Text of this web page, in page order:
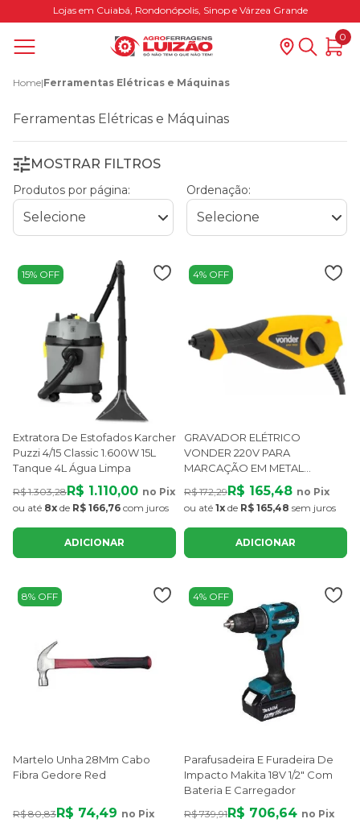
Lojas em Cuiabá, Rondonópolis, Sinop e Várzea Grande
0
Home|Ferramentas Elétricas e Máquinas
Ferramentas Elétricas e Máquinas
MOSTRAR FILTROS
Produtos por página: Ordenação:
15% OFF
Extratora De Estofados Karcher
Puzzi 4/15 Classic 1.600W 15L
Tanque 4L Água Limpa
R$ 1.303,28R$ 1.110,00 no Pix
ou até 8x de R$ 166,76 com juros
ADICIONAR
4% OFF
GRAVADOR ELÉTRICO
VONDER 220V PARA
MARCAÇÃO EM METAL
PLÁSTICO E MADEIRA
R$ 172,29R$ 165,48 no Pix
ou até 1x de R$ 165,48 sem juros
ADICIONAR
8% OFF
Martelo Unha 28Mm Cabo
Fibra Gedore Red
R$ 80,83R$ 74,49 no Pix
4% OFF
Parafusadeira E Furadeira De
Impacto Makita 18V 1/2" Com
Bateria E Carregador
R$ 739,91R$ 706,64 no Pix